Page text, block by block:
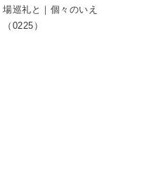
場巡礼と｜個々のいえ
（0225）